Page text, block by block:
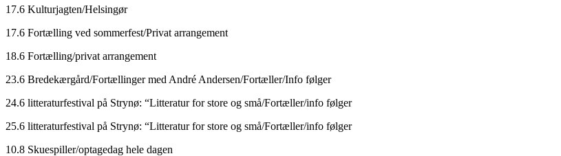
17.6 Kulturjagten/Helsingør
17.6 Fortælling ved sommerfest/Privat arrangement
18.6 Fortælling/privat arrangement
23.6 Bredekærgård/Fortællinger med André Andersen/Fortæller/Info følger
24.6 litteraturfestival på Strynø: “Litteratur for store og små/Fortæller/info følger
25.6 litteraturfestival på Strynø: “Litteratur for store og små/Fortæller/info følger
10.8 Skuespiller/optagedag hele dagen